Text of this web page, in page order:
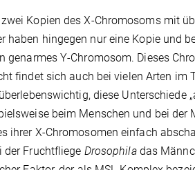
Kopien des X-Chromosoms mit
haben hingegen nur eine Kopie und
genarmes Y-Chromosom. Dieses
findet sich auch bei vielen Arten im
diese Unterschiede
beim Menschen und bei der
ihrer X-Chromosomen einfach
der Fruchtfliege Drosophiladas